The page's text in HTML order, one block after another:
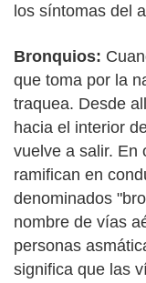
los síntomas del
Bronquios:
que toma por la
traquea. Desde
hacia el interior
vuelve a salir. En
ramifican en
denominados
nombre de vías
personas
significa que las